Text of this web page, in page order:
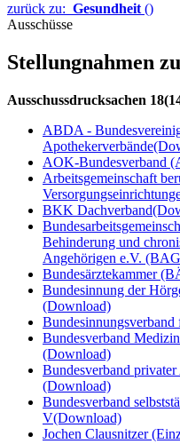
zurück zu: Gesundheit ()
Ausschüsse
Stellungnahmen
Ausschussdrucksachen
ABDA -
Apothekerverbände
AOK-Bundesverband
Arbeitsgemeinschaft
BKK Dachverband
Behinderung und
Angehörigen e.V.
Bundesärztekammer
Bundesinnung der
(Download)
Bundesverband
(Download)
Bundesverband
(Download)
Bundesverband
V(Download)
Jochen Clausnitzer